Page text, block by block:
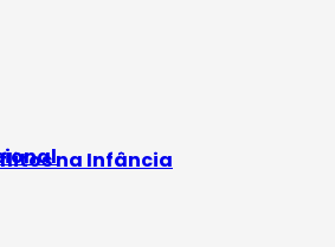
na Infância